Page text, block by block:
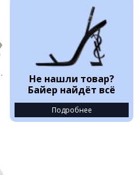
Не нашли товар?
Байер найдёт всё
Подробнее